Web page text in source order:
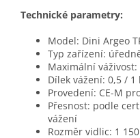
Technické parametry:
Model: Dini Argeo
Typ zařízení:
Maximální váživost:
Dílek vážení: 0,5 / 1
Provedení: CE-M
Přesnost: podle
vážení
Rozměr vidlic: 1